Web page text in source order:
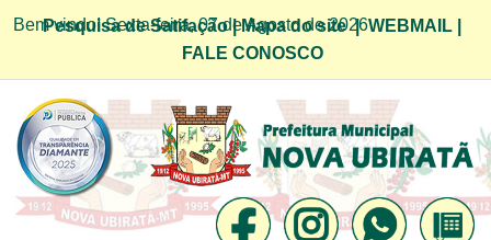
Bem vindo! Sexta-feira, 07 de Agosto de 2026
Pesquisa de Satifação|Mapa do site|WEBMAIL
FALE CONOSCO